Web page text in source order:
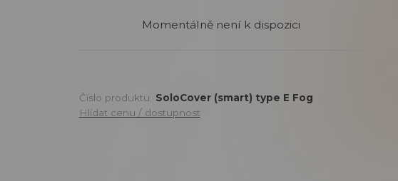
Momentálně není k dispozici
Číslo produktu: SoloCover (smart) type E Fog
Hlídat cenu / dostupnost